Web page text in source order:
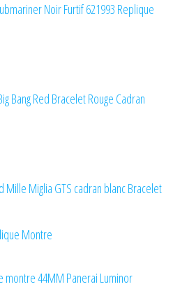
Noir Furtif 621993 Replique
Bang Red Bracelet Rouge Cadran
Mille Miglia GTS cadran blanc Bracelet
Montre
montre 44MM Panerai Luminor